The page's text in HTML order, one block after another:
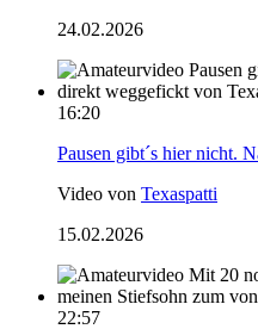
24.02.2026
16:20
Pausen gibt´s hier nicht.
Video von Texaspatti
15.02.2026
22:57